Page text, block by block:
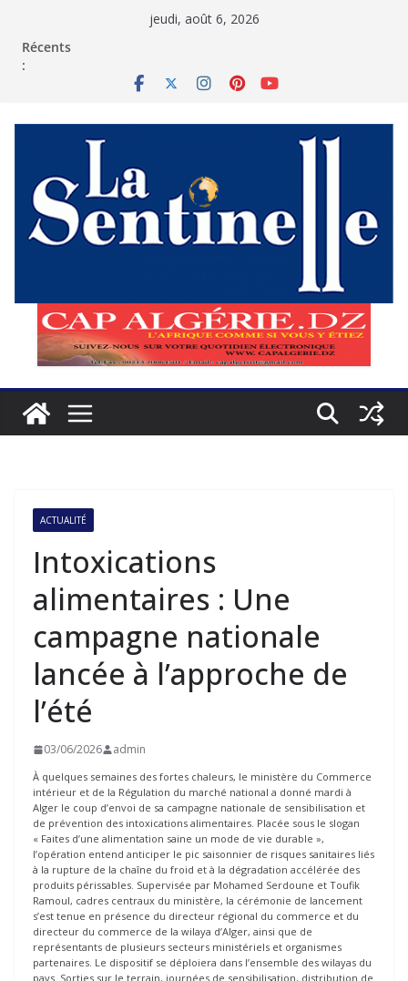
jeudi, août 6, 2026
Récents
:
ACTUALITÉ
Intoxications
alimentaires : Une
campagne nationale
lancée à l’approche de
l’été
03/06/2026 admin
À quelques semaines des fortes chaleurs, le ministère du Commerce
intérieur et de la Régulation du marché national a donné mardi à
Alger le coup d’envoi de sa campagne nationale de sensibilisation et
de prévention des intoxications alimentaires. Placée sous le slogan
« Faites d’une alimentation saine un mode de vie durable »,
l’opération entend anticiper le pic saisonnier de risques sanitaires liés
à la rupture de la chaîne du froid et à la dégradation accélérée des
produits périssables. Supervisée par Mohamed Serdoune et Toufik
Ramoul, cadres centraux du ministère, la cérémonie de lancement
s’est tenue en présence du directeur régional du commerce et du
directeur du commerce de la wilaya d’Alger, ainsi que de
représentants de plusieurs secteurs ministériels et organismes
partenaires. Le dispositif se déploiera dans l’ensemble des wilayas du
pays. Sorties sur le terrain, journées de sensibilisation, distribution de